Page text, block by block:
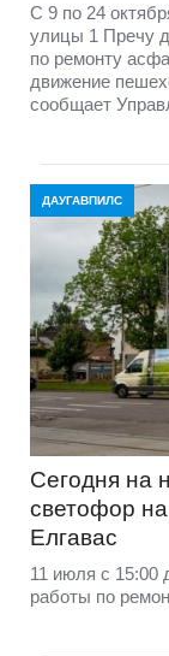
С 9 по 24
улицы 1 Пречу
по ремонту
движение
сообщает
ДАУГАВПИЛС
Сегодня на
светофор
Елгавас
11 июля с 15:00
работы по